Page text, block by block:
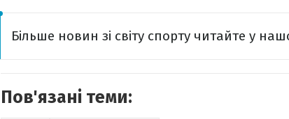
Більше новин зі світу спорту читайте у
Пов'язані теми: